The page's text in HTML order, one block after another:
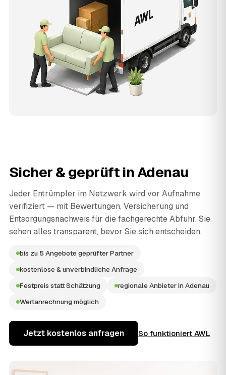
Sicher & geprüft inAdenau
Jeder Entrümpler im Netzwerk wird vor Aufnahme
verifiziert — mit Bewertungen, Versicherung und
Entsorgungsnachweis für die fachgerechte Abfuhr. Sie
sehen alles transparent, bevor Sie sich entscheiden.
bis zu 5 Angebote geprüfter Partner
kostenlose & unverbindliche Anfrage
Festpreis statt Schätzung
regionale Anbieter in Adenau
Wertanrechnung möglich
Jetzt kostenlos anfragen So funktioniert AWL